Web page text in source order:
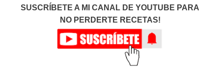
SUSCRÍBETE A MI CANAL DE YOUTUBE PARA
NO PERDERTE RECETAS!